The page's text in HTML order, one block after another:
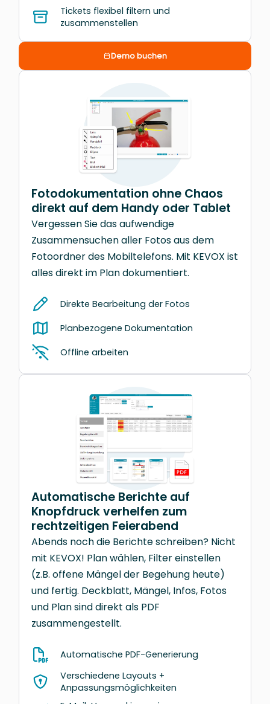
Tickets flexibel filtern und
zusammenstellen
Demo buchen
Fotodokumentation ohne Chaos
direkt auf dem Handy oder Tablet
Vergessen Sie das aufwendige
Zusammensuchen aller Fotos aus dem
Fotoordner des Mobiltelefons. Mit KEVOX ist
alles direkt im Plan dokumentiert.
Direkte Bearbeitung der Fotos
Planbezogene Dokumentation
Offline arbeiten
Automatische Berichte auf
Knopfdruck verhelfen zum
rechtzeitigen Feierabend
Abends noch die Berichte schreiben? Nicht
mit KEVOX! Plan wählen, Filter einstellen
(z.B. offene Mängel der Begehung heute)
und fertig. Deckblatt, Mängel, Infos, Fotos
und Plan sind direkt als PDF
zusammengestellt.
Automatische PDF-Generierung
Verschiedene Layouts +
Anpassungsmöglichkeiten